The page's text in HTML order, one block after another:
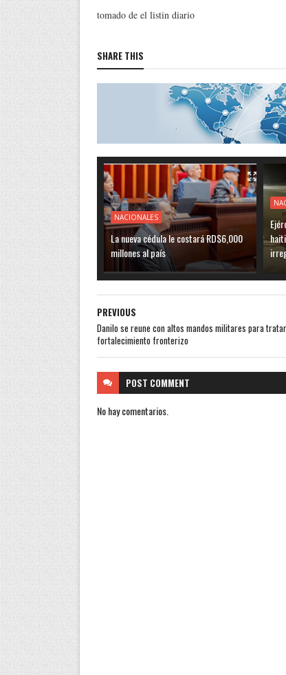
tomado de el listin diario
SHARE THIS
NACIONALES
La nueva cédula le costará RD$6,000
millones al país
PREVIOUS
Danilo se reune con altos mandos militares para
fortalecimiento fronterizo
POST COMMENT
No hay comentarios.